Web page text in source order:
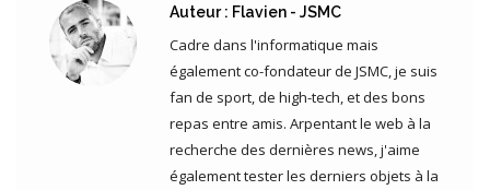
Auteur : Flavien - JSMC
Cadre dans l'informatique mais
également co-fondateur de JSMC, je suis
fan de sport, de high-tech, et des bons
repas entre amis. Arpentant le web à la
recherche des dernières news, j'aime
également tester les derniers objets à la